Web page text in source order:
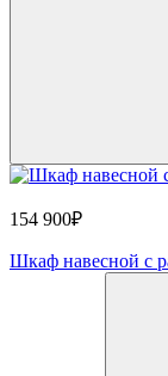
154 900₽
Шкаф навесной с